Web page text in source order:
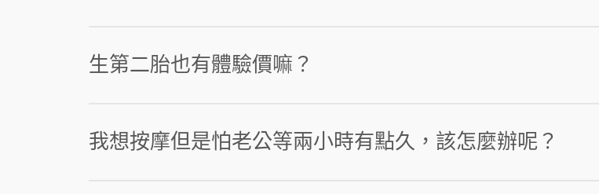
生第二胎也有體驗價嘛？
我想按摩但是怕老公等兩小時有點久，該怎麼辦呢？